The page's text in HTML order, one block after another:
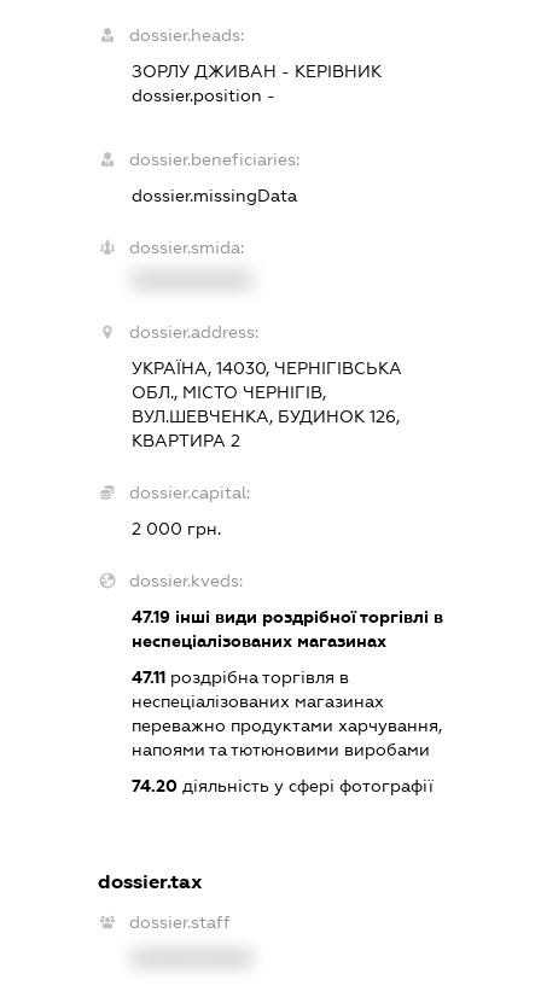
dossier.heads:
ЗОРЛУ ДЖИВАН - КЕРІВНИК
dossier.position -
dossier.beneficiaries:
dossier.missingData
dossier.smida:
dossier.address:
УКРАЇНА, 14030, ЧЕРНІГІВСЬКА
ОБЛ., МІСТО ЧЕРНІГІВ,
ВУЛ.ШЕВЧЕНКА, БУДИНОК 126,
КВАРТИРА 2
dossier.capital:
2 000 грн.
dossier.kveds:
47.19інші види роздрібної торгівлі в
неспеціалізованих магазинах
47.11роздрібна торгівля в
неспеціалізованих магазинах
переважно продуктами харчування,
напоями та тютюновими виробами
74.20діяльність у сфері фотографії
dossier.tax
dossier.staff